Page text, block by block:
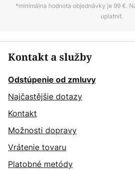
*minimálna hodnota objednávky je 99 €.
uplatniť.
Kontakt a služby
Odstúpenie od zmluvy
Najčastějšie dotazy
Kontakt
Možnosti dopravy
Vrátenie tovaru
Platobné metódy